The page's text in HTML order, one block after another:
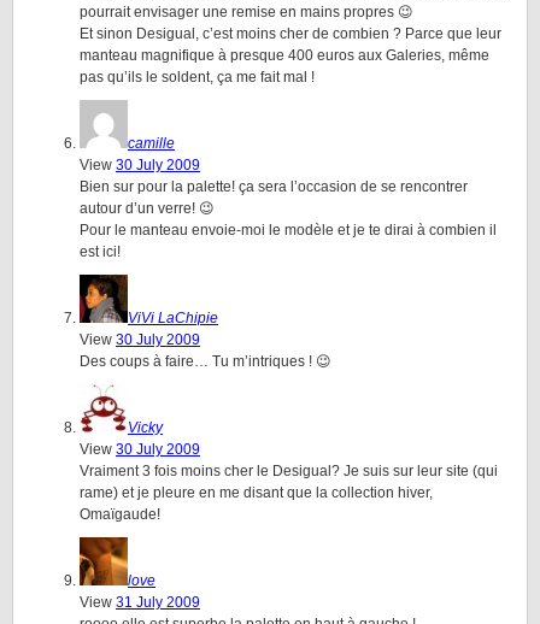
pourrait envisager une remise en mains propres 😉
Et sinon Desigual, c’est moins cher de combien ? Parce que leur
manteau magnifique à presque 400 euros aux Galeries, même
pas qu’ils le soldent, ça me fait mal !
camille
View 30 July 2009
Bien sur pour la palette! ça sera l’occasion de se rencontrer
autour d’un verre! 😉
Pour le manteau envoie-moi le modèle et je te dirai à combien il
est ici!
ViVi LaChipie
View 30 July 2009
Des coups à faire… Tu m’intriques ! 😉
Vicky
View 30 July 2009
Vraiment 3 fois moins cher le Desigual? Je suis sur leur site (qui
rame) et je pleure en me disant que la collection hiver,
Omaïgaude!
love
View 31 July 2009